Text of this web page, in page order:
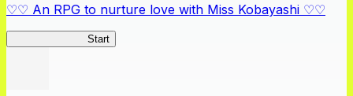
♡♡ An RPG to nurture love with Miss Kobayashi ♡♡
Start